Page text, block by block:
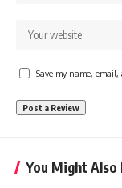
Save my name,
You Might Also